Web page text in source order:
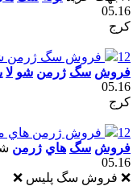
05.16
کرج
12
فروش سگ ژرمن
فروش سگ ژرمن شو لا
05.16
کرج
12
فروش ژرمن هاي
فروش سگ هاي ژرمن
05.16
❌ فروش سگ پلیس ❌